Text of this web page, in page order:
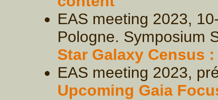
EAS meeting 2023,
Pologne. Symposium
Star Galaxy Census
EAS meeting 2023,
Upcoming Gaia